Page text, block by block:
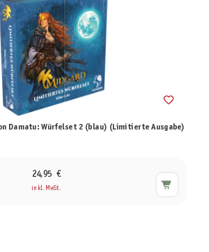
Damatu: Würfelset 2 (blau) (Limitierte Ausgabe)
24,95 €
inkl. MwSt.